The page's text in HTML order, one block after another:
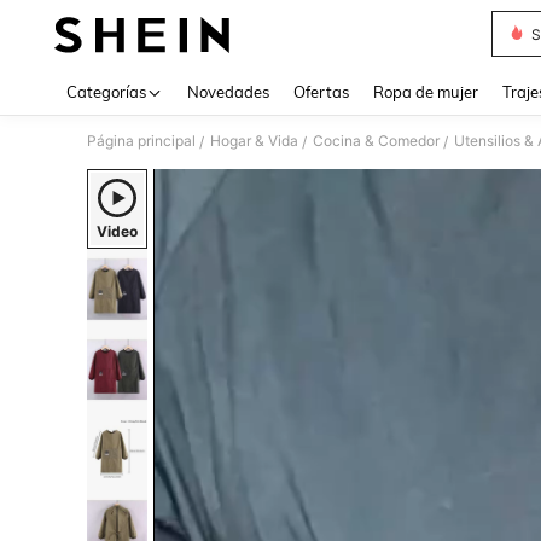
Categorías Novedades Ofertas Ropa de mujer
Página principal / Hogar & Vida / Cocina & Comedor / Utensilios &
Video